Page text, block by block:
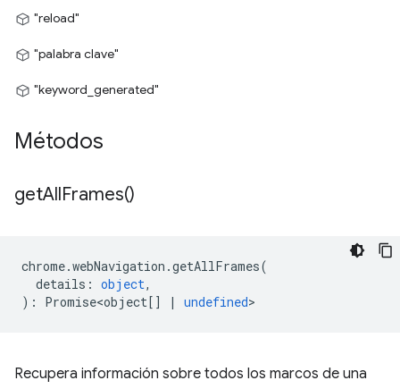
"reload"
"palabra clave"
"keyword_generated"
Métodos
getAllFrames()
chrome.webNavigation .getAllFrames(
details : object,
) : Promise<object[] | undefined>
Recupera información sobre todos los marcos de una